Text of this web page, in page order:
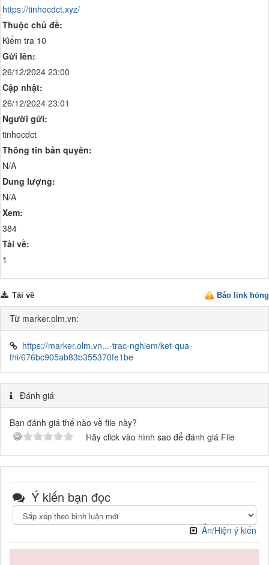
https://tinhocdct.xyz/
Thuộc chủ đề:
Kiểm tra 10
Gửi lên:
26/12/2024 23:00
Cập nhật:
26/12/2024 23:01
Người gửi:
tinhocdct
Thông tin bản quyền:
N/A
Dung lượng:
N/A
Xem:
384
Tải về:
1
Báo link hỏng
Tải về
Từ marker.olm.vn:
https://marker.olm.vn...-trac-nghiem/ket-qua-
thi/676bc905ab83b355370fe1be
Đánh giá
Bạn đánh giá thế nào về file này?
Hãy click vào hình sao để đánh giá File
Ý kiến bạn đọc
Ẩn/Hiện ý kiến